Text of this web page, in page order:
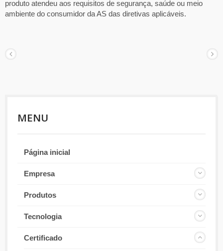
produto atendeu aos requisitos de segurança, saúde ou meio
ambiente do consumidor da AS das diretivas aplicáveis.
MENU
Página inicial
Empresa
Produtos
Tecnologia
Certificado